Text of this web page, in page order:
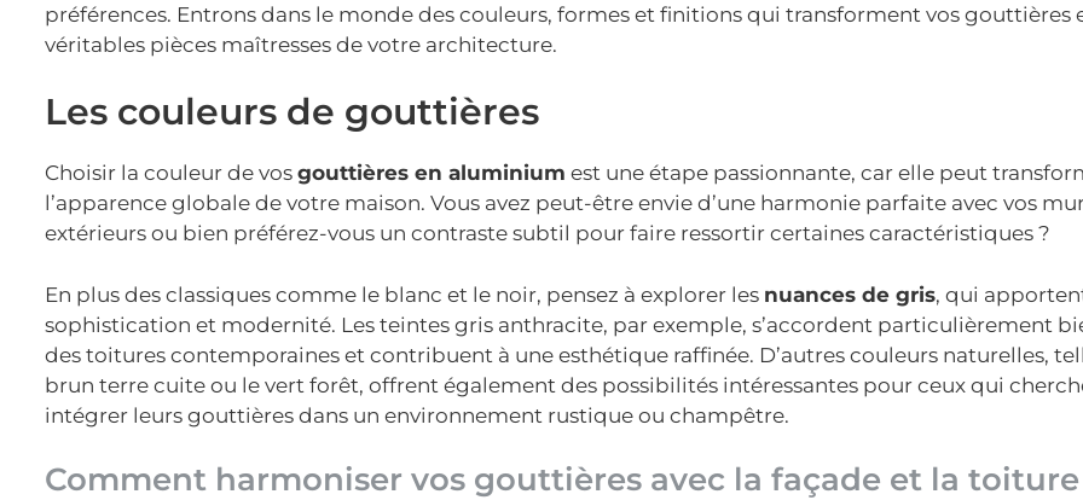
préférences. Entrons dans le monde des couleurs, formes et finitions qui transforment vos gouttières
véritables pièces maîtresses de votre architecture.
Les couleurs de gouttières
Choisir la couleur de vos gouttières en aluminium est une étape passionnante, car elle peut
l’apparence globale de votre maison. Vous avez peut-être envie d’une harmonie parfaite avec vos
extérieurs ou bien préférez-vous un contraste subtil pour faire ressortir certaines caractéristiques ?
En plus des classiques comme le blanc et le noir, pensez à explorer les nuances de gris, qui
sophistication et modernité. Les teintes gris anthracite, par exemple, s’accordent particulièrement
des toitures contemporaines et contribuent à une esthétique raffinée. D’autres couleurs naturelles,
brun terre cuite ou le vert forêt, offrent également des possibilités intéressantes pour ceux qui
intégrer leurs gouttières dans un environnement rustique ou champêtre.
Comment harmoniser vos gouttières avec la façade et la toiture